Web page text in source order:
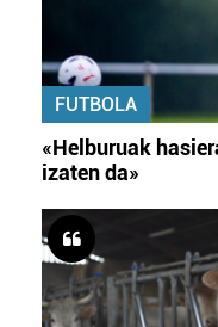
FUTBOLA
«Helburuak
izaten da»